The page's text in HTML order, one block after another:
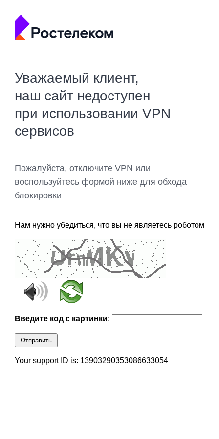
Уважаемый клиент,
наш сайт недоступен
при использовании VPN
сервисов
Пожалуйста, отключите VPN или
воспользуйтесь формой ниже для обхода
блокировки
Нам нужно убедиться, что вы не являетесь роботом
Введите код с картинки:
Отправить
Your support ID is: 13903290353086633054